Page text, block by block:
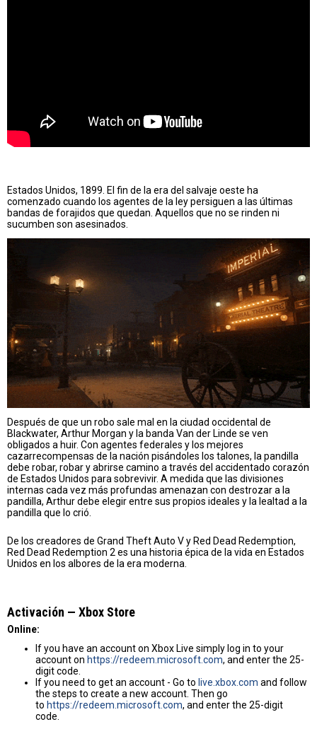
Estados Unidos, 1899. El fin de la era del salvaje oeste ha
comenzado cuando los agentes de la ley persiguen a las últimas
bandas de forajidos que quedan. Aquellos que no se rinden ni
sucumben son asesinados.
Después de que un robo sale mal en la ciudad occidental de
Blackwater, Arthur Morgan y la banda Van der Linde se ven
obligados a huir. Con agentes federales y los mejores
cazarrecompensas de la nación pisándoles los talones, la pandilla
debe robar, robar y abrirse camino a través del accidentado corazón
de Estados Unidos para sobrevivir. A medida que las divisiones
internas cada vez más profundas amenazan con destrozar a la
pandilla, Arthur debe elegir entre sus propios ideales y la lealtad a la
pandilla que lo crió.
De los creadores de Grand Theft Auto V y Red Dead Redemption,
Red Dead Redemption 2 es una historia épica de la vida en Estados
Unidos en los albores de la era moderna.
Activación — Хbox Store
Online:
If you have an account on Xbox Live simply log in to your
account on https://redeem.microsoft.com, and enter the 25-
digit code.
If you need to get an account - Go to live.xbox.com and follow
the steps to create a new account. Then go
to https://redeem.microsoft.com, and enter the 25-digit
code.